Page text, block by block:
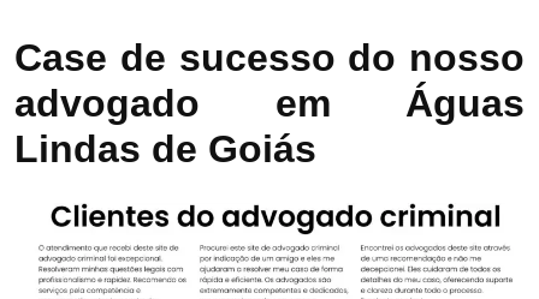
Case de sucesso do nosso
advogado em Águas
Lindas de Goiás